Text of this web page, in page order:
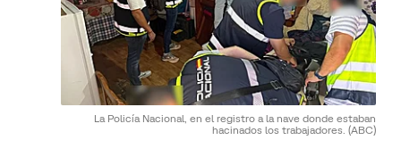
La Policía Nacional, en el registro a la nave donde estaban
hacinados los trabajadores. (ABC)